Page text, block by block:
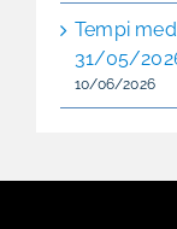
Tempi
31/05/
10/06/2026